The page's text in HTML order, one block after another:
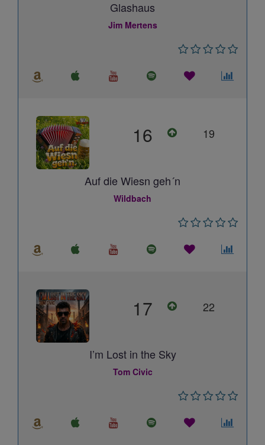
Glashaus
Jim Mertens
16 19
Auf die Wiesn geh´n
Wildbach
17 22
I’m Lost in the Sky
Tom Civic